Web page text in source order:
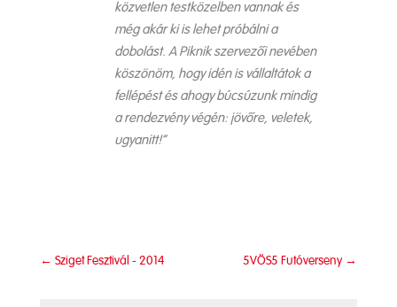
közvetlen testközelben vannak és
még akár ki is lehet próbálni a
dobolást. A Piknik szervezői nevében
köszönöm, hogy idén is vállaltátok a
fellépést és ahogy búcsúzunk mindig
a rendezvény végén: jövőre, veletek,
ugyanitt!”
← Sziget Fesztivál - 2014 5VÖS5 Futóverseny →